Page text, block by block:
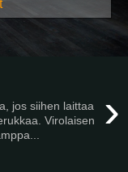
›
jos siihen laittaa
Virolaisen